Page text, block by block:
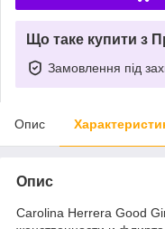
Що таке купити з
Замовлення під
Опис
Опис
Carolina Herrera Good